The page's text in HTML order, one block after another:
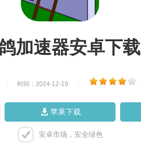
加速器安卓下载
时间：2024-12-19
苹果下载
安卓市场，安全绿色